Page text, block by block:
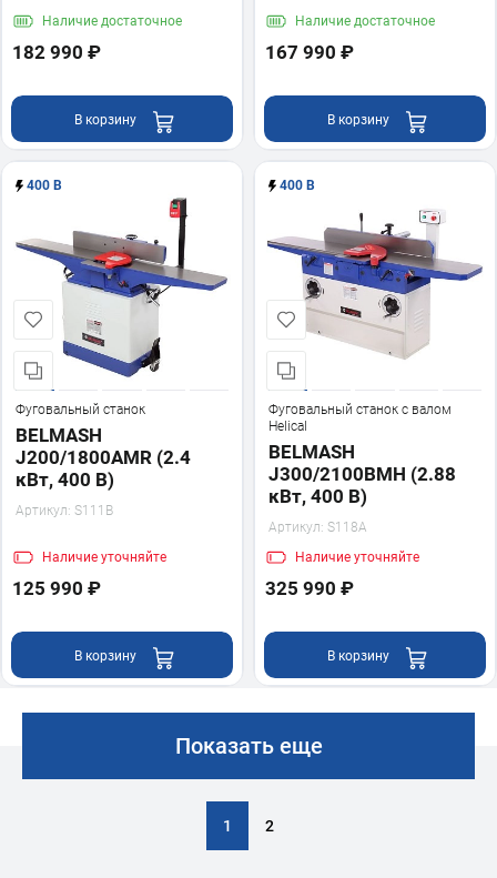
Наличие достаточное
182 990 ₽
В корзину
Наличие достаточное
167 990 ₽
В корзину
400 В
Фуговальный станок
BELMASH
J200/1800AMR (2.4
кВт, 400 В)
Артикул: S111B
Наличие уточняйте
125 990 ₽
В корзину
400 В
Фуговальный станок с валом
Helical
BELMASH
J300/2100ВМH (2.88
кВт, 400 В)
Артикул: S118A
Наличие уточняйте
325 990 ₽
В корзину
Показать еще
1 2